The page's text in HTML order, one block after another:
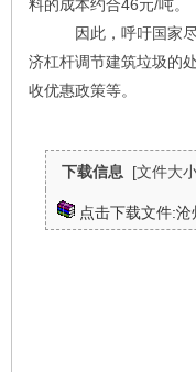
料的成本约合46元/吨。
因此，呼吁国家尽快
济杠杆调节建筑垃圾的
收优惠政策等。
下载信息 [文件大
点击下载文件: